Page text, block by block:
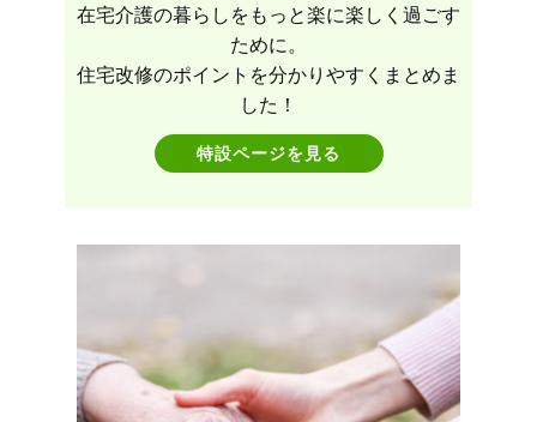
在宅介護の暮らしをもっと楽に楽しく過ごす
ために。
住宅改修のポイントを分かりやすくまとめま
した！
特設ページを見る